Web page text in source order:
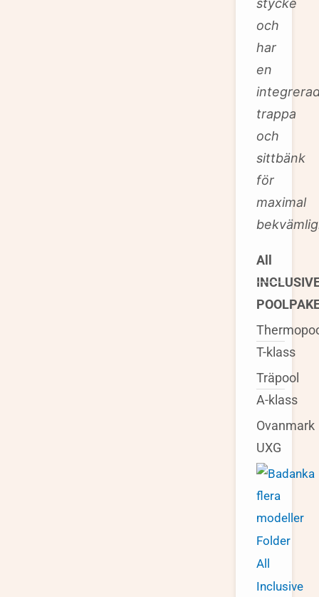
stycke
och
har
en
trappa
och
sittbänk
för
maximal
All
T-klass
Träpool
A-klass
Ovanmark
UXG
Folder
All
Inclusive